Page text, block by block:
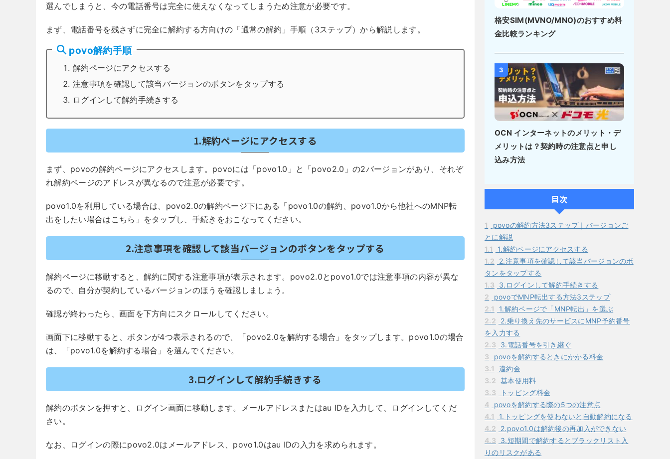
選んでしまうと、今の電話番号は完全に使えなくなってしまうため注意が必要です。
まず、電話番号を残さずに完全に解約する方向けの「通常の解約」手順（3ステップ）から解説します。
povo解約手順
解約ページにアクセスする
注意事項を確認して該当バージョンのボタンをタップする
ログインして解約手続きする
1.解約ページにアクセスする
まず、povoの解約ページにアクセスします。povoには「povo1.0」と「povo2.0」の2バージョンがあり、それぞ
れ解約ページのアドレスが異なるので注意が必要です。
povo1.0を利用している場合は、povo2.0の解約ページ下にある「povo1.0の解約、povo1.0から他社へのMNP転
出をしたい場合はこちら」をタップし、手続きをおこなってください。
2.注意事項を確認して該当バージョンのボタンをタップする
解約ページに移動すると、解約に関する注意事項が表示されます。povo2.0とpovo1.0では注意事項の内容が異な
るので、自分が契約しているバージョンのほうを確認しましょう。
確認が終わったら、画面を下方向にスクロールしてください。
画面下に移動すると、ボタンが4つ表示されるので、「povo2.0を解約する場合」をタップします。povo1.0の場合
は、「povo1.0を解約する場合」を選んでください。
3.ログインして解約手続きする
解約のボタンを押すと、ログイン画面に移動します。メールアドレスまたはau IDを入力して、ログインしてくだ
さい。
なお、ログインの際にpovo2.0はメールアドレス、povo1.0はau IDの入力を求められます。
格安SIM(MVNO/MNO)のおすすめ料
金比較ランキング
3
OCN インターネットのメリット・デ
メリットは？契約時の注意点と申し
込み方法
目次
1
povoの解約方法3ステップ｜バージョンご
とに解説
1.1
1.解約ページにアクセスする
1.2
2.注意事項を確認して該当バージョンのボ
タンをタップする
1.3
3.ログインして解約手続きする
2
povoでMNP転出する方法3ステップ
2.1
1.解約ページで「MNP転出」を選ぶ
2.2
2.乗り換え先のサービスにMNP予約番号
を入力する
2.3
3.電話番号を引き継ぐ
3
povoを解約するときにかかる料金
3.1
違約金
3.2 基本使用料
3.3
トッピング料金
4
povoを解約する際の5つの注意点
4.1
1.トッピングを使わないと自動解約になる
4.2
2.povo1.0は解約後の再加入ができない
4.3
3.短期間で解約するとブラックリスト入
りのリスクがある